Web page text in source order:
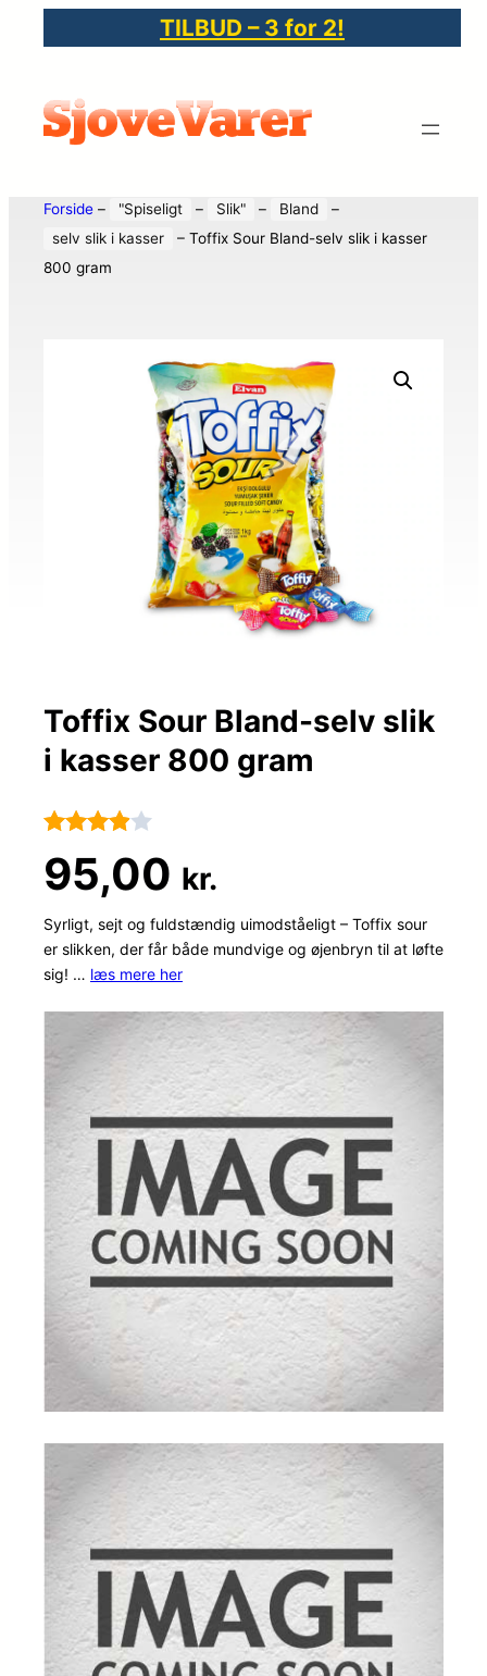
TILBUD – 3 for 2!
Forside – "Spiseligt – Slik" – Bland
–
selv slik i kasser
– Toffix Sour Bland-selv slik i kasser
800 gram
Toffix Sour Bland-selv slik
i kasser 800 gram
som
3.9ud af
5
baseret
kundebed
ømmels
er
95,00 kr.
Syrligt, sejt og fuldstændig uimodståeligt – Toffix sour
er slikken, der får både mundvige og øjenbryn til at løfte
sig! … læs mere her